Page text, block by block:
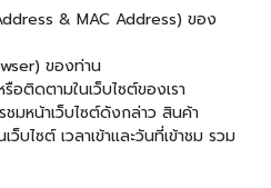
& MAC Address) ของ
ของท่าน
อติดตามในเว็บไซต์ของเรา
มหน้าเว็บไซต์ดังกล่าว สินค้า
บไซต์ เวลาเข้าและวันที่เข้าชม รวม